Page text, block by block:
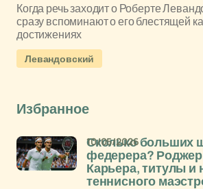
Когда речь заходит о Роберте
сразу вспоминают о его блестящей
достижениях
Левандовский
Избранное
Сколько больших
федерера?
Карьера, титулы и
теннисного
10/05/2026